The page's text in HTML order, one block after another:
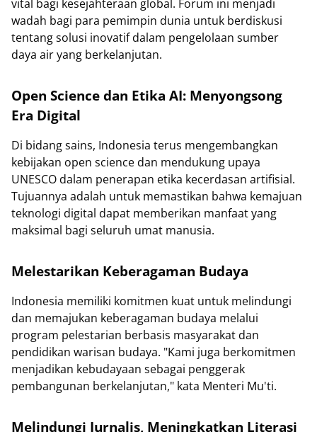
vital bagi kesejahteraan global. Forum ini menjadi
wadah bagi para pemimpin dunia untuk berdiskusi
tentang solusi inovatif dalam pengelolaan sumber
daya air yang berkelanjutan.
Open Science dan Etika AI: Menyongsong
Era Digital
Di bidang sains, Indonesia terus mengembangkan
kebijakan open science dan mendukung upaya
UNESCO dalam penerapan etika kecerdasan artifisial.
Tujuannya adalah untuk memastikan bahwa kemajuan
teknologi digital dapat memberikan manfaat yang
maksimal bagi seluruh umat manusia.
Melestarikan Keberagaman Budaya
Indonesia memiliki komitmen kuat untuk melindungi
dan memajukan keberagaman budaya melalui
program pelestarian berbasis masyarakat dan
pendidikan warisan budaya. "Kami juga berkomitmen
menjadikan kebudayaan sebagai penggerak
pembangunan berkelanjutan," kata Menteri Mu'ti.
Melindungi Jurnalis, Meningkatkan Literasi